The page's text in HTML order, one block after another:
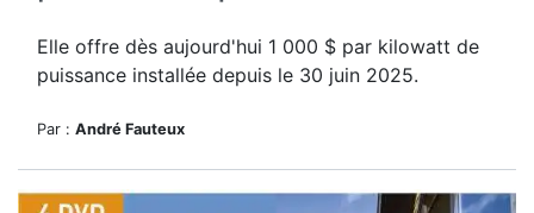
Elle offre dès aujourd'hui 1 000 $ par kilowatt de
puissance installée depuis le 30 juin 2025.
Par : André Fauteux